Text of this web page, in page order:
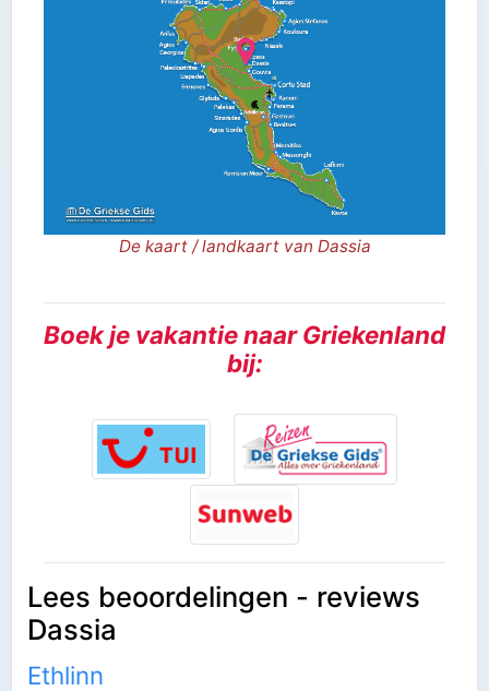
De kaart / landkaart van Dassia
Boek je vakantie naar Griekenland
bij:
Lees beoordelingen - reviews
Dassia
Ethlinn